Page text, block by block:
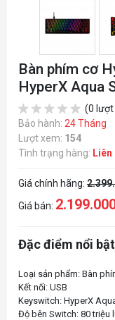
Bàn phím cơ
HyperX Aqua
(0 lượt
Bảo hành: 24 Tháng
Lượt xem: 154
Tình trạng hàng: Liên
Giá chính hãng:
Giá bán:
Đặc điểm nổi
Loại sản phẩm: Bàn
Kết nối: USB
Keyswitch: HyperX
Độ bên Switch: 80 triệu